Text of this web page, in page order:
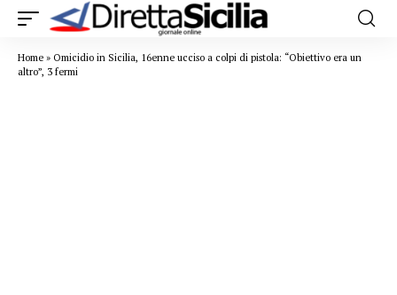
Home » Omicidio in Sicilia, 16enne ucciso a colpi di pistola: “Obiettivo era un
altro”, 3 fermi